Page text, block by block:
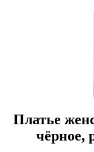
Платье
чёрное,